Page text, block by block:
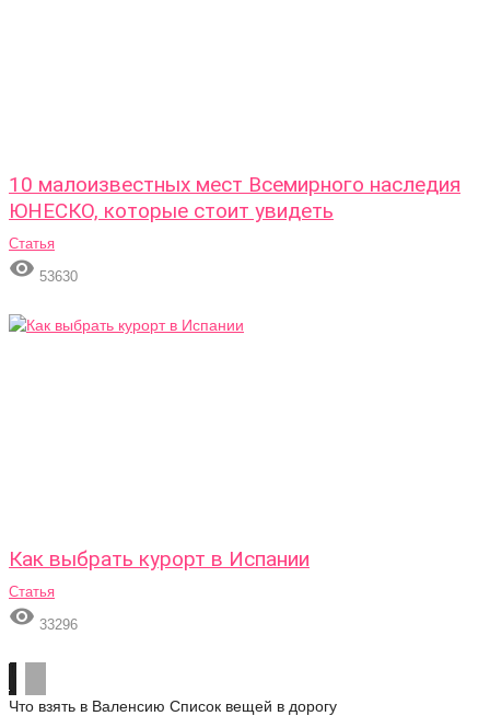
10 малоизвестных мест Всемирного наследия
ЮНЕСКО, которые стоит увидеть
Статья
 53630
Как выбрать курорт в Испании
Статья
 33296
Что взять в Валенсию Список вещей в дорогу